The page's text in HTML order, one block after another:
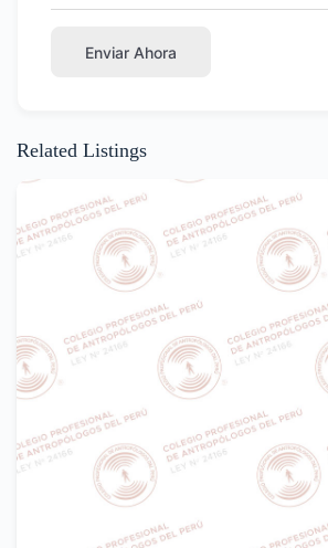
Enviar Ahora
Related Listings